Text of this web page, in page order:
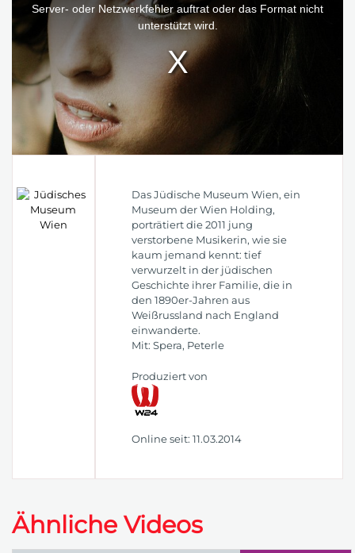
window.Server- oder Netzwerkfehler auftrat oder das Format nicht
unterstützt wird.
Das Jüdische Museum Wien, ein
Museum der Wien Holding,
porträtiert die 2011 jung
verstorbene Musikerin, wie sie
kaum jemand kennt: tief
verwurzelt in der jüdischen
Geschichte ihrer Familie, die in
den 1890er-Jahren aus
Weißrussland nach England
einwanderte.
Mit: Spera, Peterle
Produziert von
Online seit: 11.03.2014
Ähnliche Videos